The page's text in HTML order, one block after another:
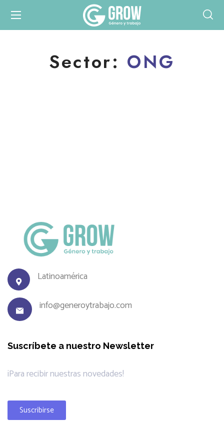
Sector: ONG
Latinoamérica
info@generoytrabajo.com
Suscríbete a nuestro Newsletter
¡Para recibir nuestras novedades!
Suscribirse